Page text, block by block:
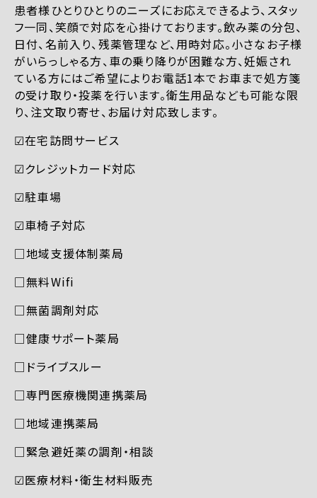
患者様ひとりひとりのニーズにお応えできるよう、スタッ
フ一同、笑顔で対応を心掛けております。飲み薬の分包、
日付、名前入り、残薬管理など、用時対応。小さなお子様
がいらっしゃる方、車の乗り降りが困難な方、妊娠され
ている方にはご希望によりお電話1本でお車まで処方箋
の受け取り・投薬を行います。衛生用品なども可能な限
り、注文取り寄せ、お届け対応致します。
☑︎在宅訪問サービス
☑︎クレジットカード対応
☑︎駐車場
☑︎車椅子対応
□地域支援体制薬局
□無料Wifi
□無菌調剤対応
□健康サポート薬局
□ドライブスルー
□専門医療機関連携薬局
□地域連携薬局
□緊急避妊薬の調剤・相談
☑︎医療材料・衛生材料販売